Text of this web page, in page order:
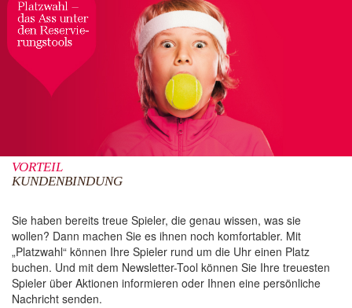
VORTEIL
KUNDENBINDUNG
Sie haben bereits treue Spieler, die genau wissen, was sie
wollen? Dann machen Sie es ihnen noch komfortabler. Mit
„Platzwahl“ können Ihre Spieler rund um die Uhr einen Platz
buchen. Und mit dem Newsletter-Tool können Sie Ihre treuesten
Spieler über Aktionen informieren oder Ihnen eine persönliche
Nachricht senden.